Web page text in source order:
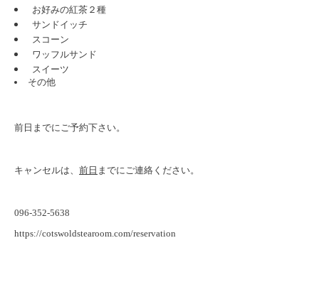
お好みの紅茶２種
サンドイッチ
スコーン
ワッフルサンド
スイーツ
その他
前日 までにご予約下さい。
キャンセルは、 前日 までにご連絡ください。
096-352-5638
https://cotswoldstearoom.com/reservation